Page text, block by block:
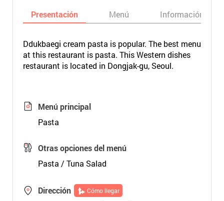
Presentación Menú Información
Ddukbaegi cream pasta is popular. The best menu
at this restaurant is pasta. This Western dishes
restaurant is located in Dongjak-gu, Seoul.
Menú principal
Pasta
Otras opciones del menú
Pasta / Tuna Salad
Dirección Cómo llegar